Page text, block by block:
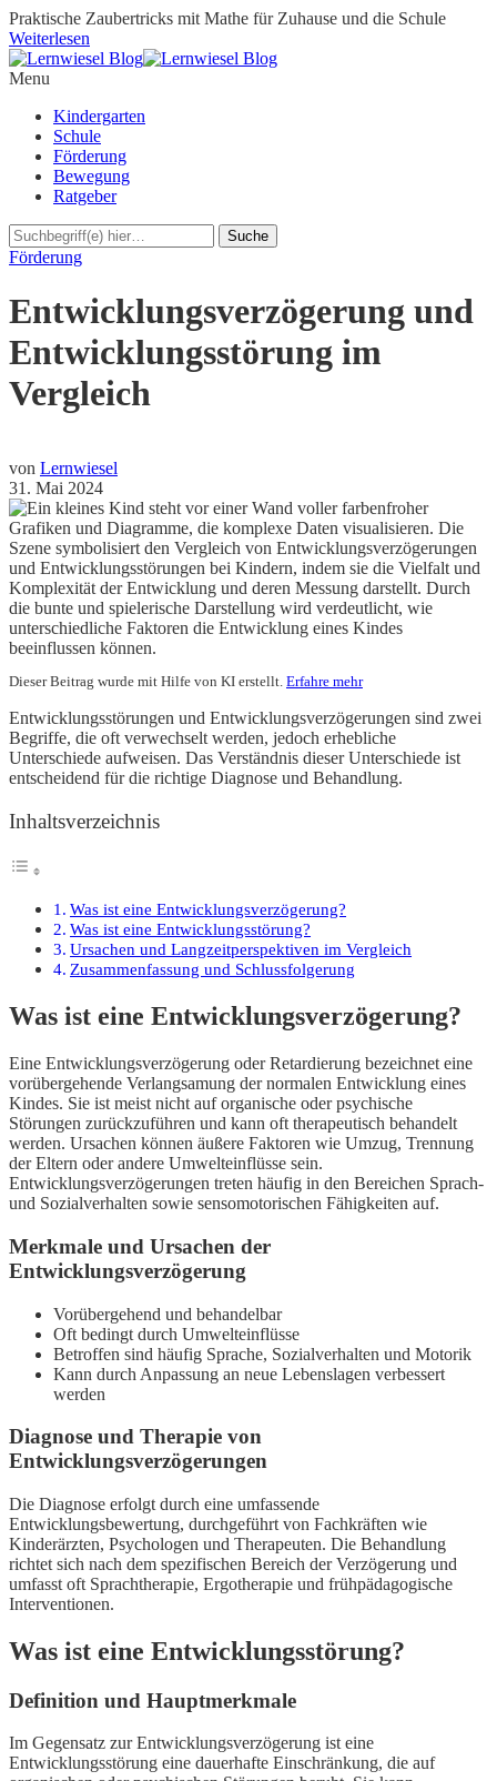
Praktische Zaubertricks mit Mathe für Zuhause und die Schule
Weiterlesen
Menu
Kindergarten
Schule
Förderung
Bewegung
Ratgeber
Förderung
Entwicklungsverzögerung und
Entwicklungsstörung im
Vergleich
von Lernwiesel
31. Mai 2024
Dieser Beitrag wurde mit Hilfe von KI erstellt. Erfahre mehr
Entwicklungsstörungen und Entwicklungsverzögerungen sind zwei
Begriffe, die oft verwechselt werden, jedoch erhebliche
Unterschiede aufweisen. Das Verständnis dieser Unterschiede ist
entscheidend für die richtige Diagnose und Behandlung.
Inhaltsverzeichnis
Was ist eine Entwicklungsverzögerung?
Was ist eine Entwicklungsstörung?
Ursachen und Langzeitperspektiven im Vergleich
Zusammenfassung und Schlussfolgerung
Was ist eine Entwicklungsverzögerung?
Eine Entwicklungsverzögerung oder Retardierung bezeichnet eine
vorübergehende Verlangsamung der normalen Entwicklung eines
Kindes. Sie ist meist nicht auf organische oder psychische
Störungen zurückzuführen und kann oft therapeutisch behandelt
werden. Ursachen können äußere Faktoren wie Umzug, Trennung
der Eltern oder andere Umwelteinflüsse sein.
Entwicklungsverzögerungen treten häufig in den Bereichen Sprach-
und Sozialverhalten sowie sensomotorischen Fähigkeiten auf.
Merkmale und Ursachen der
Entwicklungsverzögerung
Vorübergehend und behandelbar
Oft bedingt durch Umwelteinflüsse
Betroffen sind häufig Sprache, Sozialverhalten und Motorik
Kann durch Anpassung an neue Lebenslagen verbessert
werden
Diagnose und Therapie von
Entwicklungsverzögerungen
Die Diagnose erfolgt durch eine umfassende
Entwicklungsbewertung, durchgeführt von Fachkräften wie
Kinderärzten, Psychologen und Therapeuten. Die Behandlung
richtet sich nach dem spezifischen Bereich der Verzögerung und
umfasst oft Sprachtherapie, Ergotherapie und frühpädagogische
Interventionen.
Was ist eine Entwicklungsstörung?
Definition und Hauptmerkmale
Im Gegensatz zur Entwicklungsverzögerung ist eine
Entwicklungsstörung eine dauerhafte Einschränkung, die auf